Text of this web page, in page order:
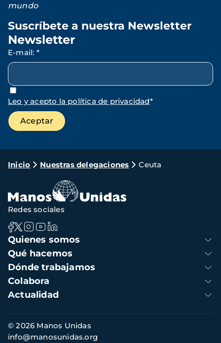
mundo
Suscríbete a nuestra Newsletter
Newsletter
E-mail: *
Leo y acepto la política de privacidad*
Ruta
navegación
Inicio Nuestras delegaciones Ceuta
Navegación
principal
Quienes somos
Qué hacemos
Dónde trabajamos
Colabora
Actualidad
Redes sociales
Información
de
© 2026 Manos Unidas
info@manosunidas.org